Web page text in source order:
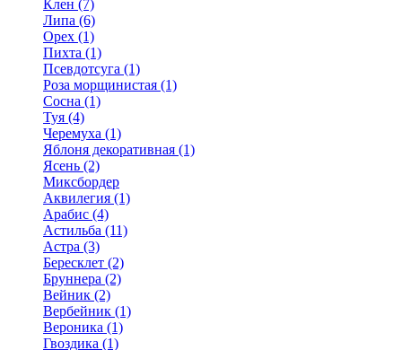
Клен (7)
Липа (6)
Орех (1)
Пихта (1)
Псевдотсуга (1)
Роза морщинистая (1)
Сосна (1)
Туя (4)
Черемуха (1)
Яблоня декоративная (1)
Ясень (2)
Миксбордер
Аквилегия (1)
Арабис (4)
Астильба (11)
Астра (3)
Бересклет (2)
Бруннера (2)
Вейник (2)
Вербейник (1)
Вероника (1)
Гвоздика (1)